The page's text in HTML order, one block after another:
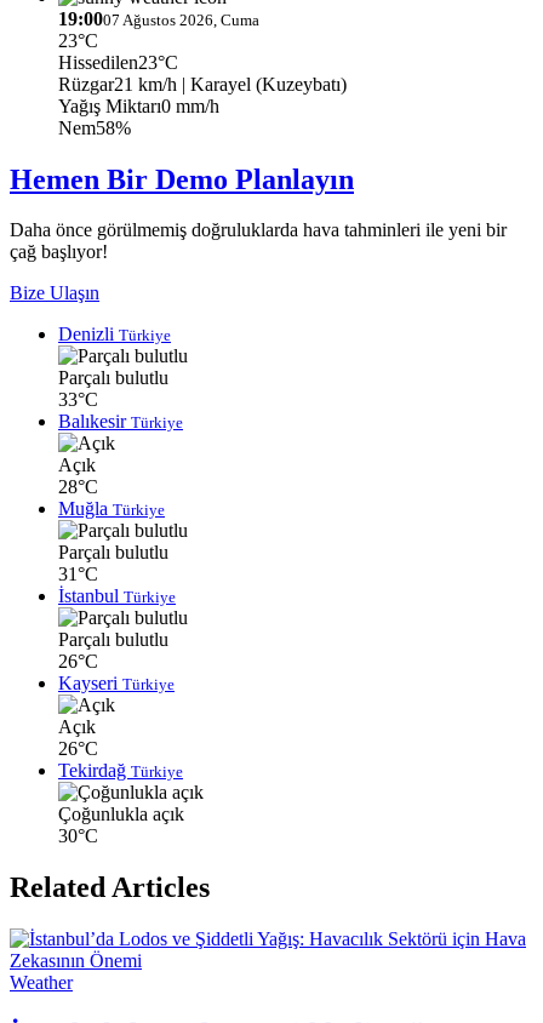
19:0007 Ağustos 2026, Cuma
23°C
Hissedilen23°C
Rüzgar21 km/h | Karayel (Kuzeybatı)
Yağış Miktarı0 mm/h
Nem58%
Hemen Bir Demo Planlayın
Daha önce görülmemiş doğruluklarda hava tahminleri ile yeni bir
çağ başlıyor!
Bize Ulaşın
Denizli Türkiye
Parçalı bulutlu
33°C
Balıkesir Türkiye
Açık
28°C
Muğla Türkiye
Parçalı bulutlu
31°C
İstanbul Türkiye
Parçalı bulutlu
26°C
Kayseri Türkiye
Açık
26°C
Tekirdağ Türkiye
Çoğunlukla açık
30°C
Related Articles
Weather